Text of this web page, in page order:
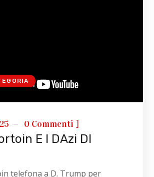
0 Commenti ]
E I DAzi DI
telefona a D. Trump per